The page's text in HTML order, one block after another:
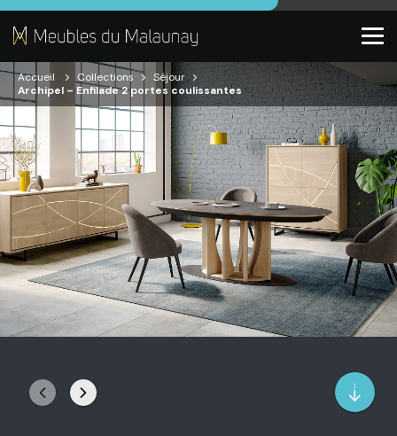
Accueil Collections
Séjour
Archipel – Enfilade 2 portes coulissantes